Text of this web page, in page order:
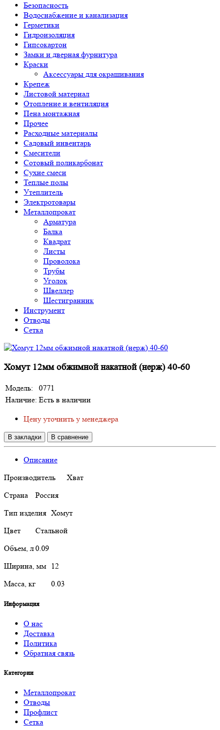
Безопасность
Водоснабжение и канализация
Герметики
Гидроизоляция
Гипсокартон
Замки и дверная фурнитура
Краски
Аксессуары для окрашивания
Крепеж
Листовой материал
Отопление и вентиляция
Пена монтажная
Прочее
Расходные материалы
Садовый инвентарь
Смесители
Сотовый поликарбонат
Сухие смеси
Теплые полы
Утеплитель
Электротовары
Металлопрокат
Арматура
Балка
Квадрат
Листы
Проволока
Трубы
Уголок
Швеллер
Шестигранник
Инструмент
Отводы
Сетка
Хомут 12мм обжимной накатной (нерж) 40-60
Модель:
0771
Наличие: Есть в наличии
Цену уточнить у менеджера
В закладки В сравнение
Описание
Производитель
Хват
Страна
Россия
Тип изделия Хомут
Цвет
Стальной
Объем, л0.09
Ширина, мм
12
Масса, кг
0.03
Информация
О нас
Доставка
Политика
Обратная связь
Категории
Металлопрокат
Отводы
Профлист
Сетка